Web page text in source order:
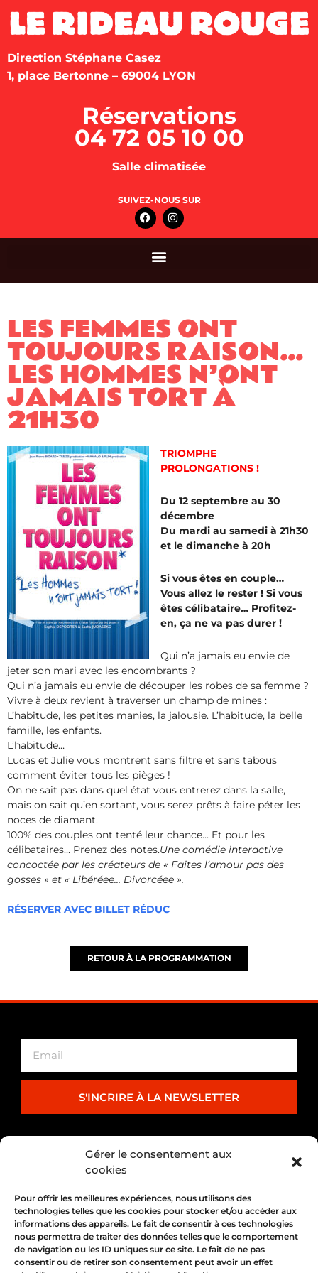
Gérer le consentement aux
cookies
Pour offrir les meilleures expériences, nous utilisons des
technologies telles que les cookies pour stocker et/ou accéder aux
informations des appareils. Le fait de consentir à ces technologies
nous permettra de traiter des données telles que le comportement
de navigation ou les ID uniques sur ce site. Le fait de ne pas
consentir ou de retirer son consentement peut avoir un effet
Direction Stéphane Casez
1, place Bertonne – 69004 LYON
Réservations
04 72 05 10 00
Salle climatisée
SUIVEZ-NOUS SUR
LES FEMMES ONT
TOUJOURS RAISON…
LES HOMMES N’ONT
JAMAIS TORT À
21H30
TRIOMPHE
PROLONGATIONS !
Du 12 septembre au 30
décembre
Du mardi au samedi à 21h30
et le dimanche à 20h
Si vous êtes en couple…
Vous allez le rester ! Si vous
êtes célibataire… Profitez-
en, ça ne va pas durer !
Qui n’a jamais eu envie de
jeter son mari avec les encombrants ?
Qui n’a jamais eu envie de découper les robes de sa femme ?
Vivre à deux revient à traverser un champ de mines :
L’habitude, les petites manies, la jalousie. L’habitude, la belle
famille, les enfants.
L’habitude…
Lucas et Julie vous montrent sans filtre et sans tabous
comment éviter tous les pièges !
On ne sait pas dans quel état vous entrerez dans la salle,
mais on sait qu’en sortant, vous serez prêts à faire péter les
noces de diamant.
100% des couples ont tenté leur chance… Et pour les
célibataires… Prenez des notes.Une comédie interactive
concoctée par les créateurs de « Faites l’amour pas des
gosses » et « Libéréee… Divorcéee ».
RÉSERVER AVEC BILLET RÉDUC
RETOUR À LA PROGRAMMATION
S'INCRIRE À LA NEWSLETTER
PARTENARIAT